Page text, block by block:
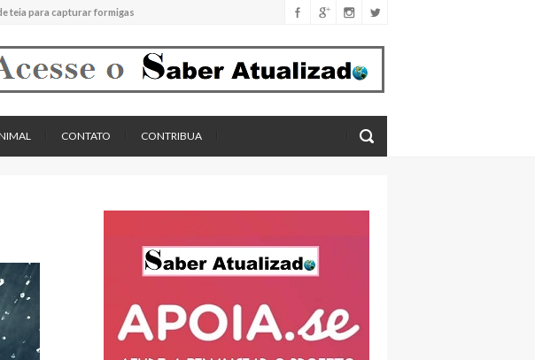
através da poeira atmosférica
no coração de mamíferos, aponta estudo
CONTATO CONTRIBUA